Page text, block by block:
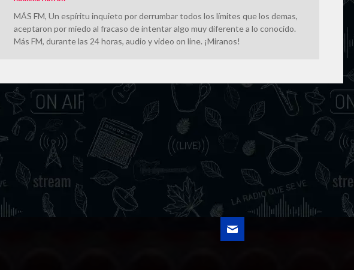
MÁS FM, Un espíritu inquieto por derrumbar todos los límites que los demas,
aceptaron por miedo al fracaso de intentar algo muy diferente a lo conocido.
Más FM, durante las 24 horas, audio y video on line. ¡Miranos!